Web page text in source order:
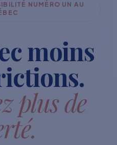
NUMÉRO UN AU
moins
plus de